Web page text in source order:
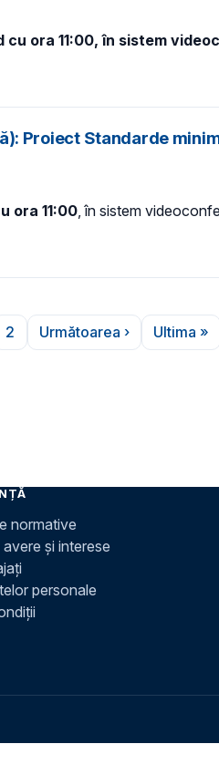
ora 11:00, în sistem
Proiect Standarde
ora 11:00, în sistem
Pagina
2
Pagina următoare
Următoarea › Ultima »
normative
și interese
personale